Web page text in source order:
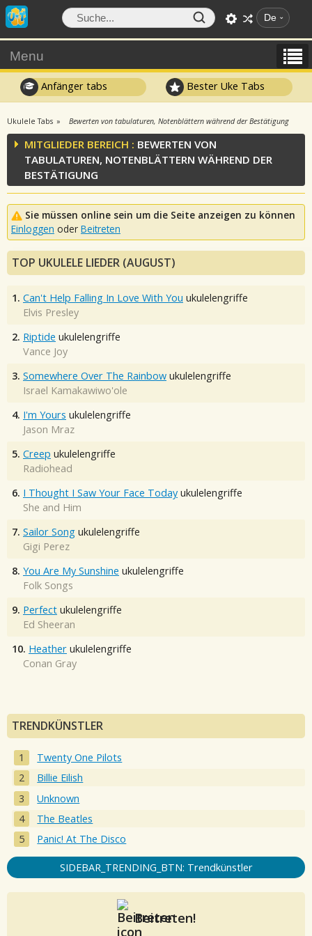
De
Menu
Anfänger tabs Bester Uke Tabs
Ukulele Tabs Bewerten von tabulaturen, Notenblättern während der Bestätigung
MITGLIEDER BEREICH : BEWERTEN VON
TABULATUREN, NOTENBLÄTTERN WÄHREND DER
BESTÄTIGUNG
Sie müssen online sein um die Seite anzeigen zu können
Einloggen oder Beitreten
TOP UKULELE LIEDER (AUGUST)
1. Can't Help Falling In Love With You ukulelengriffe
Elvis Presley
2. Riptide ukulelengriffe
Vance Joy
3. Somewhere Over The Rainbow ukulelengriffe
Israel Kamakawiwo'ole
4. I'm Yours ukulelengriffe
Jason Mraz
5. Creep ukulelengriffe
Radiohead
6. I Thought I Saw Your Face Today ukulelengriffe
She and Him
7. Sailor Song ukulelengriffe
Gigi Perez
8. You Are My Sunshine ukulelengriffe
Folk Songs
9. Perfect ukulelengriffe
Ed Sheeran
10. Heather ukulelengriffe
Conan Gray
TRENDKÜNSTLER
Twenty One Pilots
Billie Eilish
Unknown
The Beatles
Panic! At The Disco
SIDEBAR_TRENDING_BTN: Trendkünstler
Beitreten!